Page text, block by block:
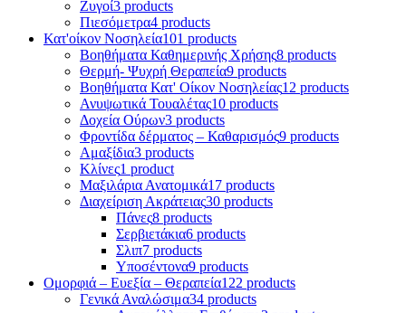
Ζυγοί3 products
Πιεσόμετρα4 products
Κατ'οίκον Νοσηλεία101 products
Βοηθήματα Καθημερινής Χρήσης8 products
Θερμή- Ψυχρή Θεραπεία9 products
Βοηθήματα Κατ' Οίκον Νοσηλείας12 products
Ανυψωτικά Τουαλέτας10 products
Δοχεία Ούρων3 products
Φροντίδα δέρματος – Καθαρισμός9 products
Αμαξίδια3 products
Κλίνες1 product
Μαξιλάρια Ανατομικά17 products
Διαχείριση Ακράτειας30 products
Πάνες8 products
Σερβιετάκια6 products
Σλιπ7 products
Υποσέντονα9 products
Ομορφιά – Ευεξία – Θεραπεία122 products
Γενικά Αναλώσιμα34 products